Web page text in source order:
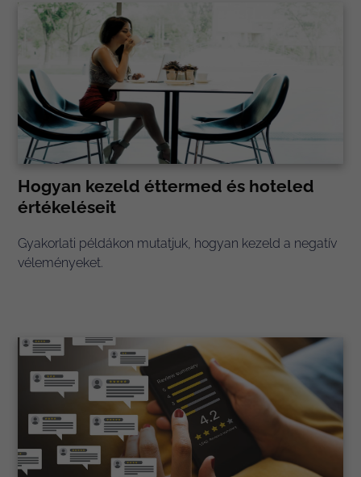
Hogyan kezeld éttermed és hoteled
értékeléseit
Gyakorlati példákon mutatjuk, hogyan kezeld a negatív
véleményeket.